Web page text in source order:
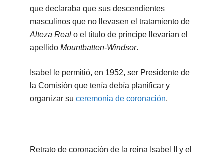
que declaraba que sus descendientes
masculinos que no llevasen el tratamiento de
Alteza Realo el título de príncipe llevarían el
apellido Mountbatten-Windsor.
Isabel le permitió, en 1952, ser Presidente de
la Comisión que tenía debía planificar y
organizar su ceremonia de coronación.
Retrato de coronación de la reina Isabel II y el